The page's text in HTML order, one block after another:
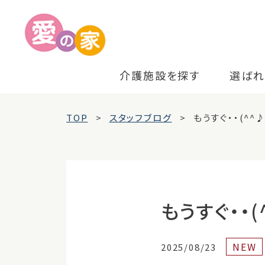
介護施設を探す 選ば
TOP スタッフブログ もうすぐ・・(^^♪
もうすぐ・
2025/08/23 NEW